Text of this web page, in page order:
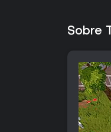
Sobre